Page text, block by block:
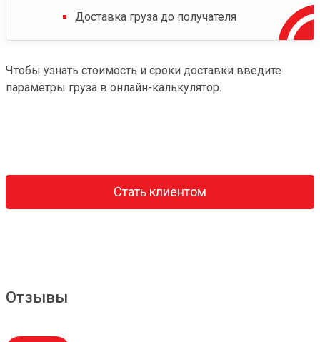
Доставка груза до получателя
Чтобы узнать стоимость и сроки доставки введите
параметры груза в онлайн-калькулятор.
Стать клиентом
Отзывы